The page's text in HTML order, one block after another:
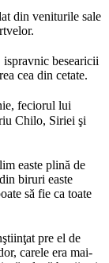
din veniturile sale
besearicii
cea din cetate.
feciorul lui
Chilo, Siriei şi
easte plină de
biruri easte
să fie ca toate
pre el de
carele era mai-